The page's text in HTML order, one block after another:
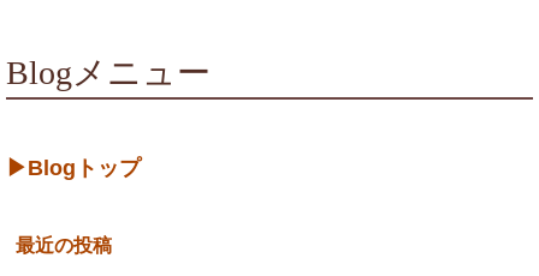
Blogメニュー
▶Blogトップ
最近の投稿